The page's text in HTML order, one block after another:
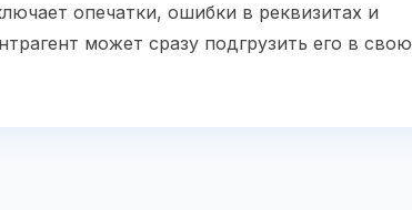
опечатки, ошибки в реквизитах и
может сразу подгрузить его в свою